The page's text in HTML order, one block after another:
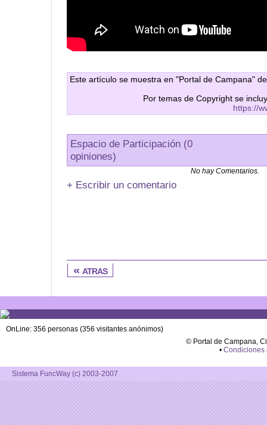
Este artículo se muestra en "Portal de Campana"
Por temas de Copyright se
https://
Espacio de Participación (0
opiniones)
No hay Comentarios.
+ Escribir un comentario
« atras
OnLine: 356 personas (356 visitantes anónimos)
© Portal de Campana,
• Condiciones
Sistema FuncWay (c) 2003-2007